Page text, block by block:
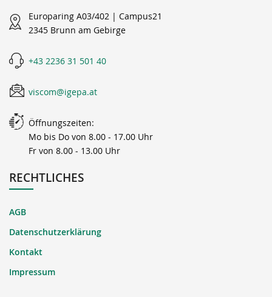
Europaring A03/402 | Campus21
2345 Brunn am Gebirge
+43 2236 31 501 40
viscom@igepa.at
Öffnungszeiten:
Mo bis Do von 8.00 - 17.00 Uhr
Fr von 8.00 - 13.00 Uhr
RECHTLICHES
AGB
Datenschutzerklärung
Kontakt
Impressum